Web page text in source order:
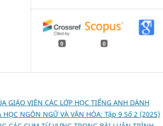
0 0
GIÁO VIÊN CÁC LỚP HỌC TIẾNG ANH DÀNH
HỌC NGÔN NGỮ VÀ VĂN HÓA: Tập 9 Số 2 (2025)